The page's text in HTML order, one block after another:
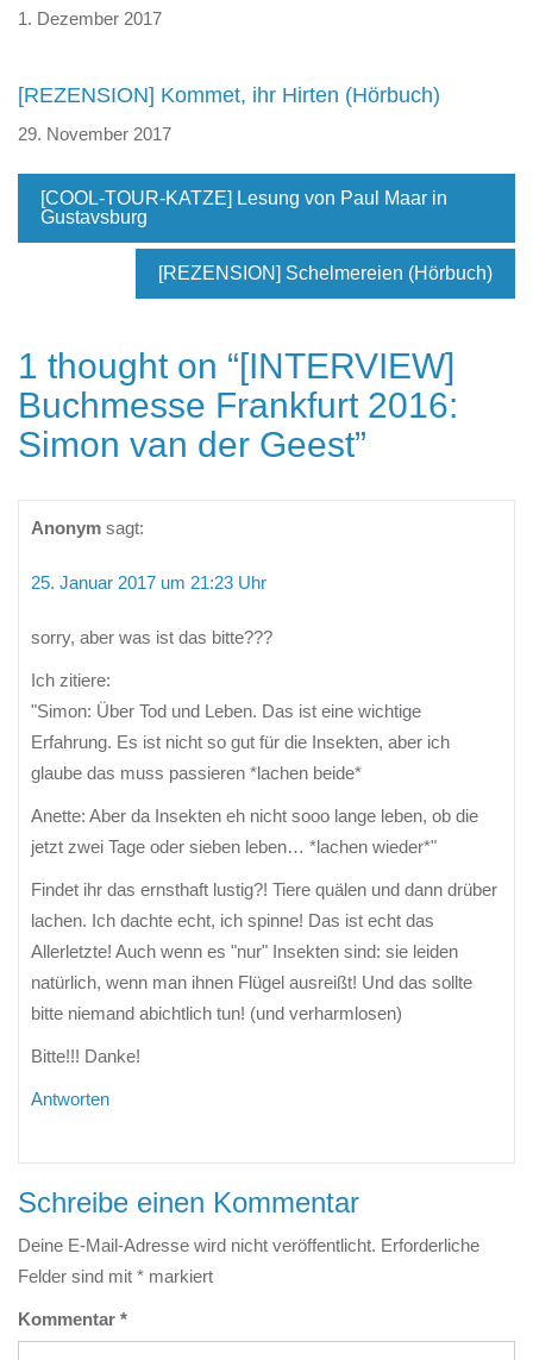
1. Dezember 2017
[REZENSION] Kommet, ihr Hirten (Hörbuch)
29. November 2017
[COOL-TOUR-KATZE] Lesung von Paul Maar in
Gustavsburg
[REZENSION] Schelmereien (Hörbuch)
1 thought on “[INTERVIEW]
Buchmesse Frankfurt 2016:
Simon van der Geest”
Anonym sagt:
25. Januar 2017 um 21:23 Uhr
sorry, aber was ist das bitte???
Ich zitiere:
"Simon: Über Tod und Leben. Das ist eine wichtige
Erfahrung. Es ist nicht so gut für die Insekten, aber ich
glaube das muss passieren *lachen beide*
Anette: Aber da Insekten eh nicht sooo lange leben, ob die
jetzt zwei Tage oder sieben leben… *lachen wieder*"
Findet ihr das ernsthaft lustig?! Tiere quälen und dann drüber
lachen. Ich dachte echt, ich spinne! Das ist echt das
Allerletzte! Auch wenn es "nur" Insekten sind: sie leiden
natürlich, wenn man ihnen Flügel ausreißt! Und das sollte
bitte niemand abichtlich tun! (und verharmlosen)
Bitte!!! Danke!
Antworten
Schreibe einen Kommentar
Deine E-Mail-Adresse wird nicht veröffentlicht. Erforderliche
Felder sind mit * markiert
Kommentar *